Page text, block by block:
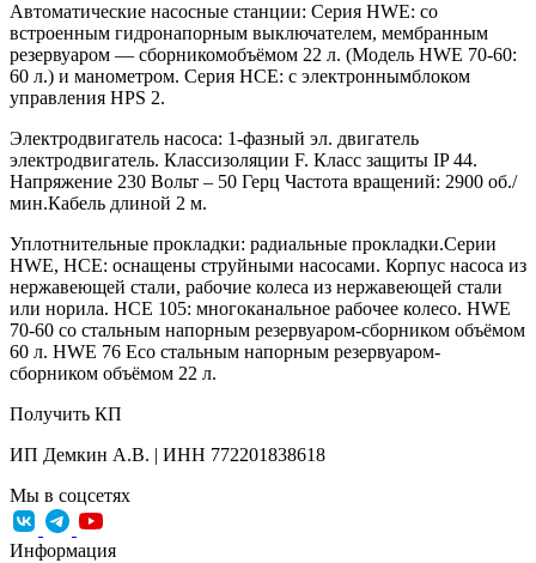
Автоматические насосные станции: Серия HWE: со
встроенным гидронапорным выключателем, мембранным
резервуаром — сборникомобъёмом 22 л. (Модель HWE 70-60:
60 л.) и манометром. Серия HCE: с электроннымблоком
управления HPS 2.
Электродвигатель насоса: 1-фазный эл. двигатель
электродвигатель. Классизоляции F. Класс защиты IP 44.
Напряжение 230 Вольт – 50 Герц Частота вращений: 2900 об./
мин.Кабель длиной 2 м.
Уплотнительные прокладки: радиальные прокладки.Серии
HWE, HCE: оснащены струйными насосами. Корпус насоса из
нержавеющей стали, рабочие колеса из нержавеющей стали
или норила. HCE 105: многоканальное рабочее колесо. HWE
70-60 со стальным напорным резервуаром-сборником объёмом
60 л. HWE 76 Есо стальным напорным резервуаром-
сборником объёмом 22 л.
Получить КП
ИП Демкин А.В. | ИНН 772201838618
Мы в соцсетях
Информация